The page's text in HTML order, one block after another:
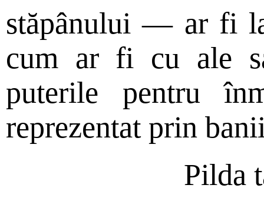
stăpânului — ar fi
cum ar fi cu ale
puterile pentru
reprezentat prin
Pilda